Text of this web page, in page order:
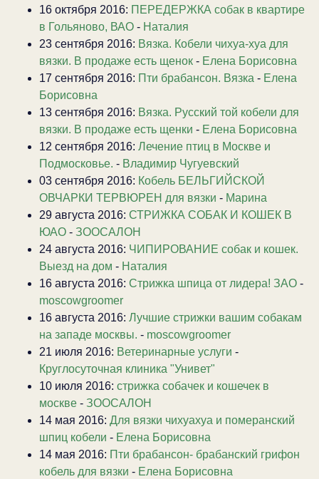
16 октября 2016: ПЕРЕДЕРЖКА собак в квартире
в Гольяново, ВАО - Наталия
23 сентября 2016: Вязка. Кобели чихуа-хуа для
вязки. В продаже есть щенок - Елена Борисовна
17 сентября 2016: Пти брабансон. Вязка - Елена
Борисовна
13 сентября 2016: Вязка. Русский той кобели для
вязки. В продаже есть щенки - Елена Борисовна
12 сентября 2016: Лечение птиц в Москве и
Подмосковье. - Владимир Чугуевский
03 сентября 2016: Кобель БЕЛЬГИЙСКОЙ
ОВЧАРКИ ТЕРВЮРЕН для вязки - Марина
29 августа 2016: СТРИЖКА СОБАК И КОШЕК В
ЮАО - ЗООСАЛОН
24 августа 2016: ЧИПИРОВАНИЕ собак и кошек.
Выезд на дом - Наталия
16 августа 2016: Стрижка шпица от лидера! ЗАО -
moscowgroomer
16 августа 2016: Лучшие стрижки вашим собакам
на западе москвы. - moscowgroomer
21 июля 2016: Ветеринарные услуги -
Круглосуточная клиника "Унивет"
10 июля 2016: стрижка собачек и кошечек в
москве - ЗООСАЛОН
14 мая 2016: Для вязки чихуахуа и померанский
шпиц кобели - Елена Борисовна
14 мая 2016: Пти брабансон- брабанский грифон
кобель для вязки - Елена Борисовна